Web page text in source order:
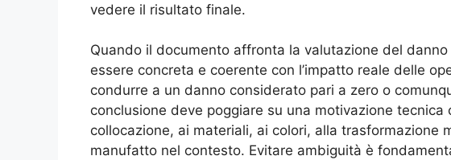
vedere il risultato finale.
Quando il documento affronta la valutazione del
essere concreta e coerente con l’impatto reale delle
condurre a un danno considerato pari a zero o
conclusione deve poggiare su una motivazione
collocazione, ai materiali, ai colori, alla trasformazione
manufatto nel contesto. Evitare ambiguità è